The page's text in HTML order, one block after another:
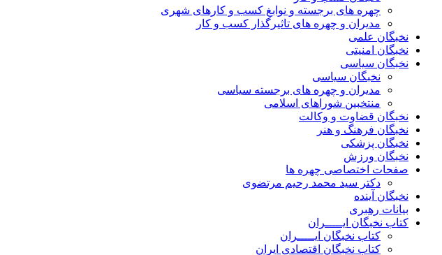
چهره های برجسته و نوابغ کسب و کارهای شهری
مدیران و چهره های تاثیرگذار کسب و کار
نخبگان علمی
نخبگان امنیتی
نخبگان سیاسی
نخبگان سیاسی
مدیران و چهره های برجسته سیاسی
منتخبین شوراهای اسلامی
نخبگان قضاوت و وکالت
نخبگان فرهنگ و هنر
نخبگان پزشکی
نخبگان ورزش
صفحات اختصاصی چهره ها
دکتر سید محمد رحیم مرتضوی
نخبگان آینده
بیانات رهبری
کتاب نخبگان ایـــــران
کتاب نخبگان ایـــــران
کتاب نخبگان اقتصادی ایران